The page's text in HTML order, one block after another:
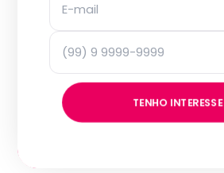
TENHO INTERESSE